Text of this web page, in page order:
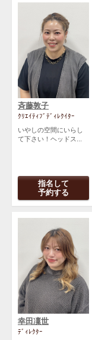
斉藤敦子
ｸﾘｴｲﾃｨﾌﾞﾃﾞｨﾚｸｲﾀｰ
いやしの空間にいらし
て下さい！ヘッドス...
指名して
予約する
幸田凜世
ﾃﾞｨﾚｸﾀｰ